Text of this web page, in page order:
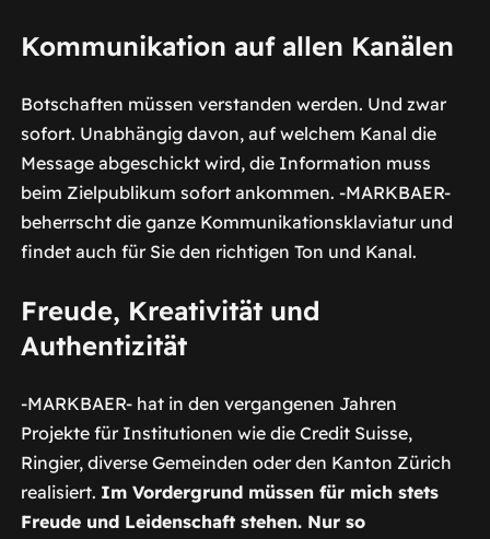
Kommunikation auf allen Kanälen
Botschaften müssen verstanden werden. Und zwar
sofort. Unabhängig davon, auf welchem Kanal die
Message abgeschickt wird, die Information muss
beim Zielpublikum sofort ankommen. -MARKBAER-
beherrscht die ganze Kommunikationsklaviatur und
findet auch für Sie den richtigen Ton und Kanal.
Freude, Kreativität und
Authentizität
-MARKBAER- hat in den vergangenen Jahren
Projekte für Institutionen wie die Credit Suisse,
Ringier, diverse Gemeinden oder den Kanton Zürich
realisiert. Im Vordergrund müssen für mich stets
Freude und Leidenschaft stehen. Nur so